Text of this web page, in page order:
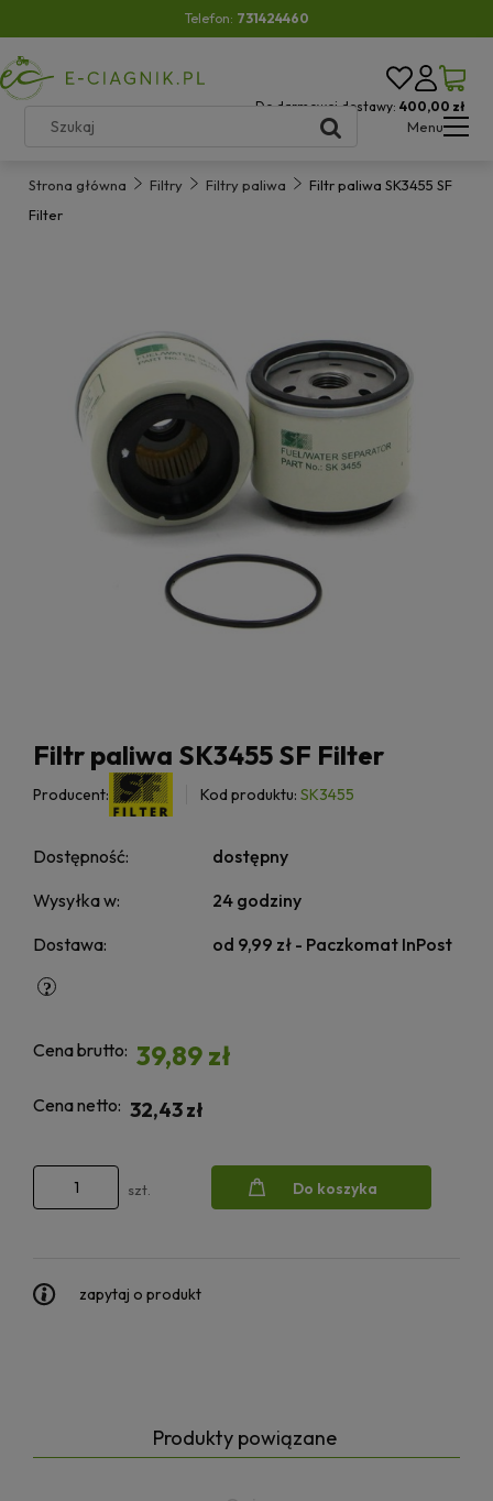
Telefon: 731424460
Do darmowej dostawy: 400,00 zł
Menu
Strona główna Filtry Filtry paliwa
Filtr paliwa SK3455 SF
Filter
Filtr paliwa SK3455 SF Filter
Producent: Kod produktu: SK3455
Dostępność:
dostępny
Wysyłka w:
24 godziny
Dostawa:
od 9,99 zł - Paczkomat InPost
Cena brutto: 39,89 zł
Cena netto: 32,43 zł
szt. Do koszyka
zapytaj o produkt
Produkty powiązane